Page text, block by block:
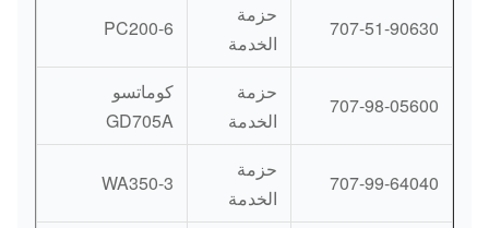
707-51-90630
حزمة
الخدمة
PC200-6
707-98-05600
حزمة
الخدمة
كوماتسو
GD705A
707-99-64040
حزمة
الخدمة
WA350-3